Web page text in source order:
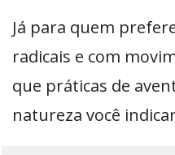
Já para quem
radicais e com
que práticas de
natureza você